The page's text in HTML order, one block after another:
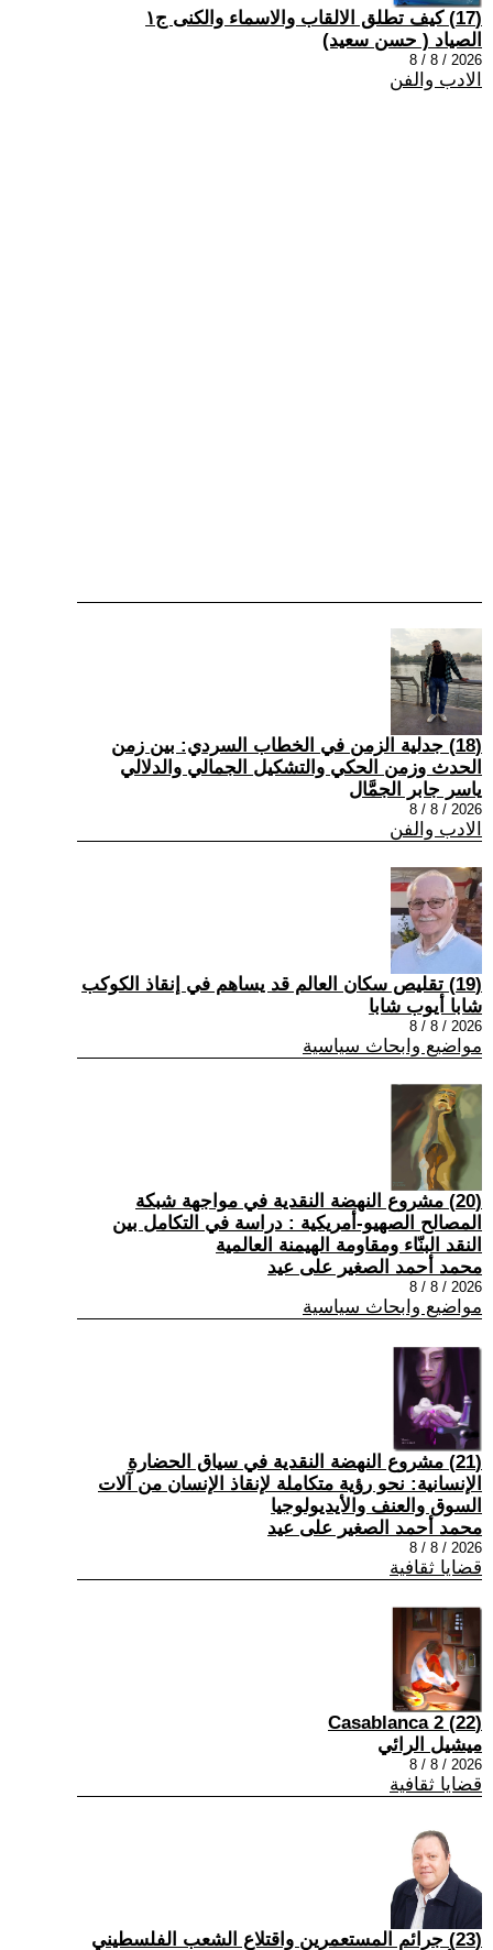
(17) كيف تطلق الالقاب والاسماء والكنى ج١
الصياد ‏( حسن سعيد‏)
2026 / 8 / 8
الادب والفن
(18) جدلية الزمن في الخطاب السردي: بين زمن
الحدث وزمن الحكي والتشكيل الجمالي والدلالي
ياسر جابر الجمَّال
2026 / 8 / 8
الادب والفن
(19) تقليص سكان العالم قد يساهم في إنقاذ الكوكب
شابا أيوب شابا
2026 / 8 / 8
مواضيع وابحاث سياسية
(20) مشروع النهضة النقدية في مواجهة شبكة
المصالح الصهيو-أمريكية : دراسة في التكامل بين
النقد البنّاء ومقاومة الهيمنة العالمية
محمد أحمد الصغير على عيد
2026 / 8 / 8
مواضيع وابحاث سياسية
(21) مشروع النهضة النقدية في سياق الحضارة
الإنسانية: نحو رؤية متكاملة لإنقاذ الإنسان من آلات
السوق والعنف والأيديولوجيا
محمد أحمد الصغير على عيد
2026 / 8 / 8
قضايا ثقافية
(22) Casablanca 2
ميشيل الرائي
2026 / 8 / 8
قضايا ثقافية
(23) جرائم المستعمرين واقتلاع الشعب الفلسطيني